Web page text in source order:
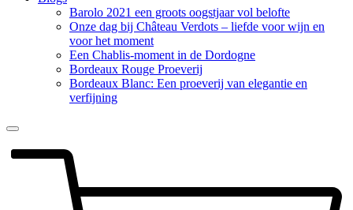
Barolo 2021 een groots oogstjaar vol belofte
Onze dag bij Château Verdots – liefde voor wijn en
voor het moment
Een Chablis-moment in de Dordogne
Bordeaux Rouge Proeverij
Bordeaux Blanc: Een proeverij van elegantie en
verfijning